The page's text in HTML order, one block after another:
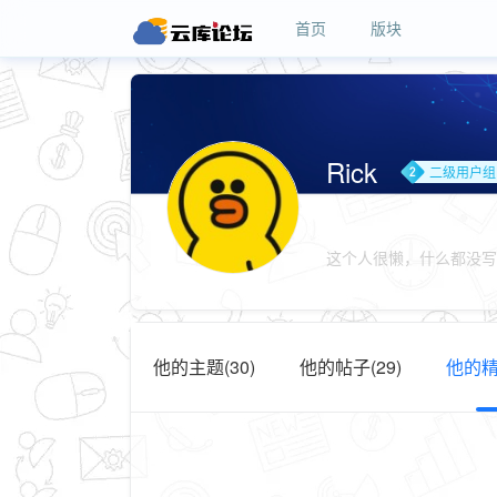
首页 版块
Rick 二级用户组
这个人很懒，什么都没写
他的主题(30) 他的帖子(29) 他的